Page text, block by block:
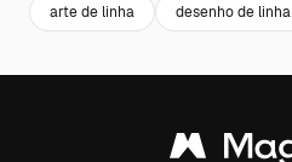
arte de linha desenho de linha